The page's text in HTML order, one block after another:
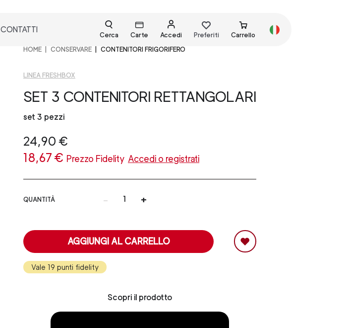
CONTATTI
Cerca Carte Accedi Preferiti Carrello
HOME CONSERVARE CONTENITORI FRIGORIFERO
LINEA FRESHBOX
SET 3 CONTENITORI RETTANGOLARI
set 3 pezzi
24,90 €
18,67 € Prezzo Fidelity Accedi o registrati
QUANTITÀ - +
AGGIUNGI AL CARRELLO
Vale 19 punti fidelity
Scopri il prodotto